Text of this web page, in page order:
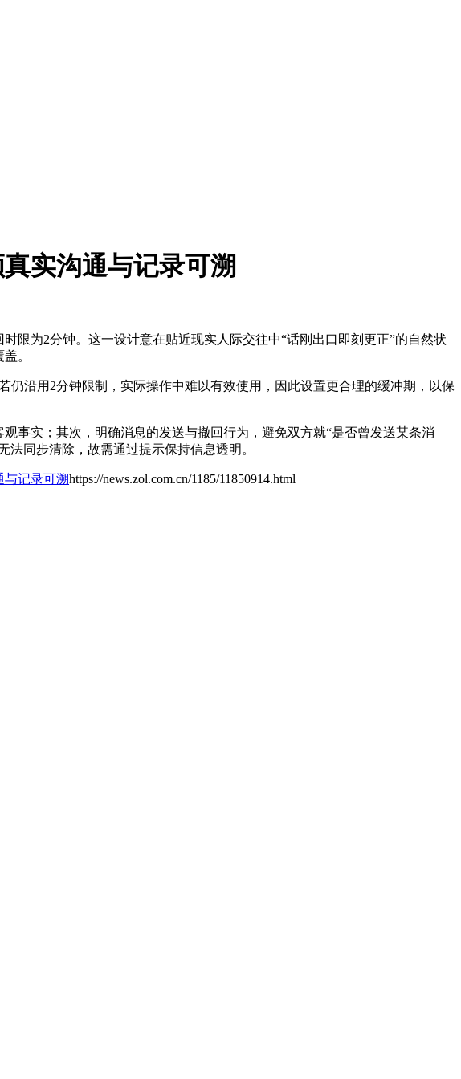
实沟通与记录可溯
限为2分钟。这一设计意在贴近现实人际交往中“话刚出口即刻更正”的自然状
。
仍沿用2分钟限制，实际操作中难以有效使用，因此设置更合理的缓冲期，以保
事实；其次，明确消息的发送与撤回行为，避免双方就“是否曾发送某条消
同步清除，故需通过提示保持信息透明。
与记录可溯https://news.zol.com.cn/1185/11850914.html